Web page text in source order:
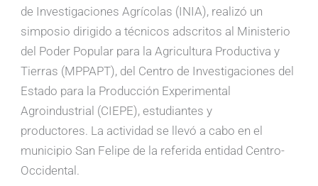
de Investigaciones Agrícolas (INIA), realizó un
simposio dirigido a técnicos adscritos al Ministerio
del Poder Popular para la Agricultura Productiva y
Tierras (MPPAPT), del Centro de Investigaciones del
Estado para la Producción Experimental
Agroindustrial (CIEPE), estudiantes y
productores. La actividad se llevó a cabo en el
municipio San Felipe de la referida entidad Centro-
Occidental.